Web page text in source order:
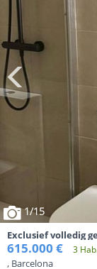
1/15
Exclusief volledig
en balkon naast de
615.000 € 3
, Barcelona